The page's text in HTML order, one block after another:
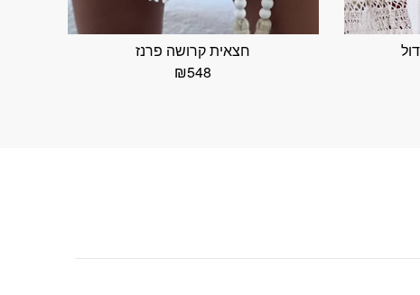
חצאית קרושה פרנז
₪548